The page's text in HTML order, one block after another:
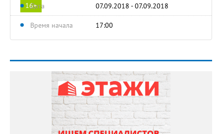
16+Дата 07.09.2018 - 07.09.2018
Время начала 17:00